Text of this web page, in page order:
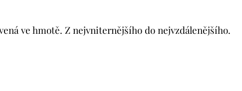
ve hmotě. Z nejvniternějšího do nejvzdálenějšího.